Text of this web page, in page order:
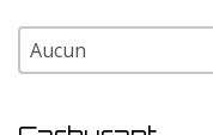
Modele
Modele